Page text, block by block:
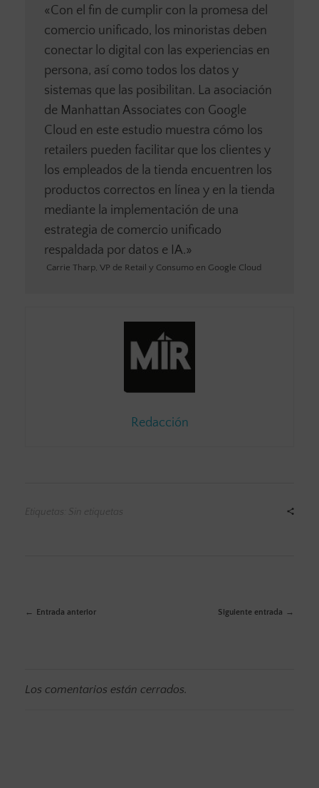
«Con el fin de cumplir con la promesa del
comercio unificado, los minoristas deben
conectar lo digital con las experiencias en
persona, así como todos los datos y
sistemas que las posibilitan. La asociación
de Manhattan Associates con Google
Cloud en este estudio muestra cómo los
retailers pueden facilitar que los clientes y
los empleados de la tienda encuentren los
productos correctos en línea y en la tienda
mediante la implementación de una
estrategia de comercio unificado
respaldada por datos e IA.»
Carrie Tharp, VP de Retail y Consumo en Google Cloud
Redacción
Etiquetas: Sin etiquetas
Entrada anterior Siguiente entrada
Los comentarios están cerrados.